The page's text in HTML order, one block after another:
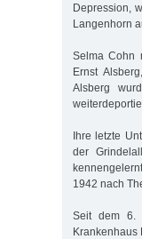
Depression,
Langenhorn
Selma Cohn
Ernst
Alsberg
Ihre letzte
der
1942 nach
Seit dem 6.
Krankenhaus